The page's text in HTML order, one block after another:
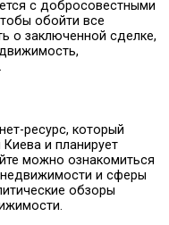
с добросовестными
обойти все
о заключенной сделке,
.
ресурс, который
и планирует
можно ознакомиться
и сферы
обзоры